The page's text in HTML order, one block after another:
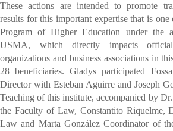
These actions are intended to promote
results for this important expertise that is
Program of Higher Education under the
USMA, which directly impacts
organizations and business associations in
28 beneficiaries. Gladys participated
Director with Esteban Aguirre and Joseph
Teaching of this institute, accompanied by
the Faculty of Law, Constantito Riquelme,
Law and Marta González Coordinator of